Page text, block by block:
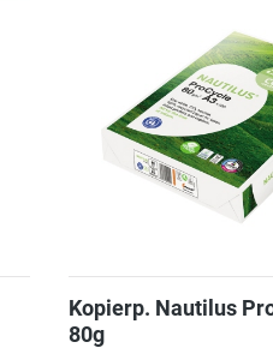
Kopierp. Nautilus
80g